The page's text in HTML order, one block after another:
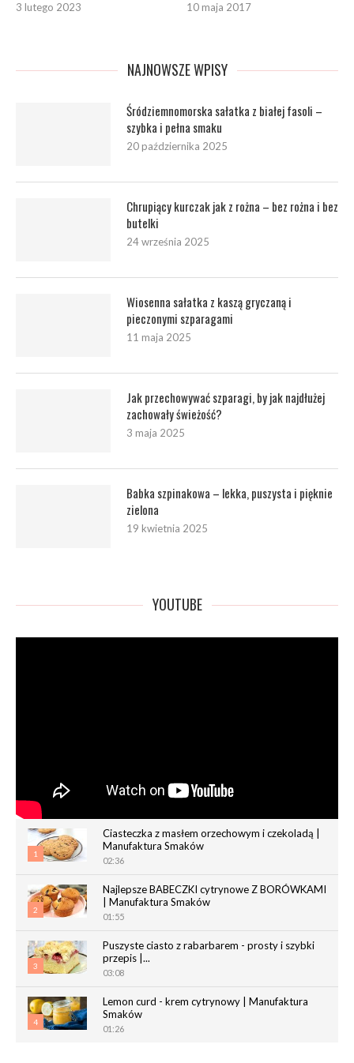
3 lutego 2023 10 maja 2017
NAJNOWSZE WPISY
Śródziemnomorska sałatka z białej fasoli –
szybka i pełna smaku
20 października 2025
Chrupiący kurczak jak z rożna – bez rożna i bez
butelki
24 września 2025
Wiosenna sałatka z kaszą gryczaną i
pieczonymi szparagami
11 maja 2025
Jak przechowywać szparagi, by jak najdłużej
zachowały świeżość?
3 maja 2025
Babka szpinakowa – lekka, puszysta i pięknie
zielona
19 kwietnia 2025
YOUTUBE
1
Ciasteczka z masłem orzechowym i czekoladą |
Manufaktura Smaków
02:36
2
Najlepsze BABECZKI cytrynowe Z BORÓWKAMI
| Manufaktura Smaków
01:55
3
Puszyste ciasto z rabarbarem - prosty i szybki
przepis |...
03:08
4
Lemon curd - krem cytrynowy | Manufaktura
Smaków
01:26